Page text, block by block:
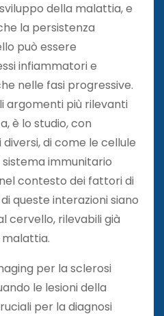
della malattia, e
la persistenza
può essere
infiammatori e
nelle fasi progressive.
argomenti più rilevanti
è lo studio, con
di come le cellule
immunitario
contesto dei fattori di
queste interazioni siano
cervello, rilevabili già
per la sclerosi
le lesioni della
per la diagnosi